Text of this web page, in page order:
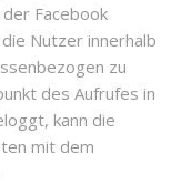
Facebook
Nutzer innerhalb
zu
des Aufrufes in
kann die
mit dem